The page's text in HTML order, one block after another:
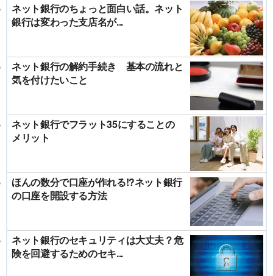
ネット銀行のちょっと面白い話。ネット
銀行は変わった支店名が...
ネット銀行の解約手続き 基本の流れと
気を付けたいこと
ネット銀行でフラット35にすることの
メリット
ほんの数分で口座が作れる!?ネット銀行
の口座を開設する方法
ネット銀行のセキュリティは大丈夫？危
険を回避するためのセキ...